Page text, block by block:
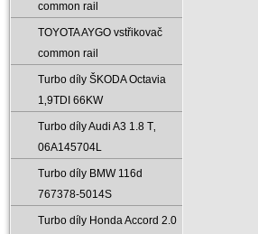
common rail
TOYOTA AYGO vstřikovač
common rail
Turbo díly ŠKODA Octavia
1‚9TDI 66KW
Turbo díly Audi A3 1.8 T‚
06A145704L
Turbo díly BMW 116d
767378-5014S
Turbo díly Honda Accord 2.0